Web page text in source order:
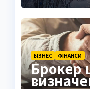
БІЗНЕС ФІНАНСИ
Брокер